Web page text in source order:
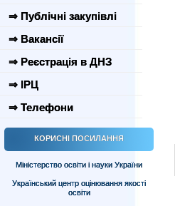
⇒ Публічні закупівлі
⇒ Вакансії
⇒ Реєстрація в ДНЗ
⇒ ІРЦ
⇒ Телефони
КОРИСНІ ПОСИЛАННЯ
Міністерство освіти і науки України
Український центр оцінювання якості
освіти